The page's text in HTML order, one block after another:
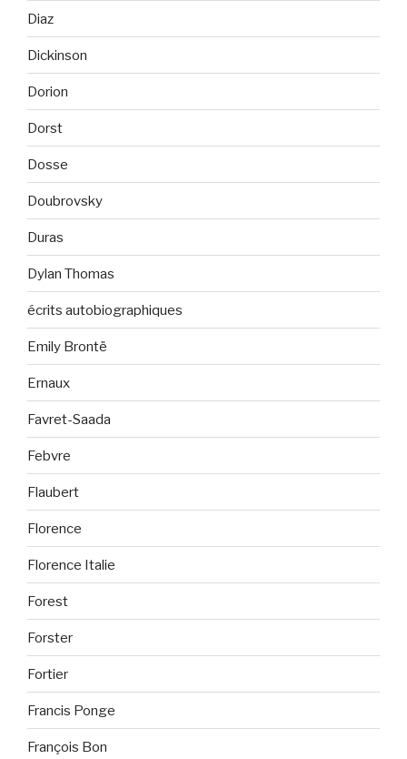
Diaz
Dickinson
Dorion
Dorst
Dosse
Doubrovsky
Duras
Dylan Thomas
écrits autobiographiques
Emily Brontë
Ernaux
Favret-Saada
Febvre
Flaubert
Florence
Florence Italie
Forest
Forster
Fortier
Francis Ponge
François Bon